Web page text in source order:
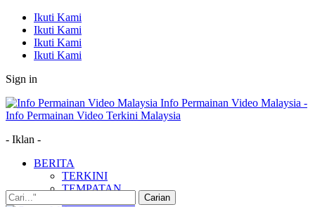
Ikuti Kami
Ikuti Kami
Ikuti Kami
Ikuti Kami
Sign in
Info Permainan Video Malaysia -
Info Permainan Video Terkini Malaysia
- Iklan -
BERITA
TERKINI
TEMPATAN